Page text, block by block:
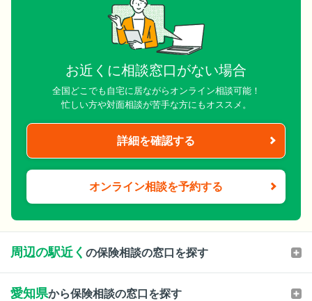
お近くに相談窓口がない場合
全国どこでも自宅に居ながらオンライン相談可能！
忙しい方や対面相談が苦手な方にもオススメ。
詳細を確認する
オンライン相談を予約する
周辺の駅近く の保険相談の窓口を探す
愛知県から保険相談の窓口を探す